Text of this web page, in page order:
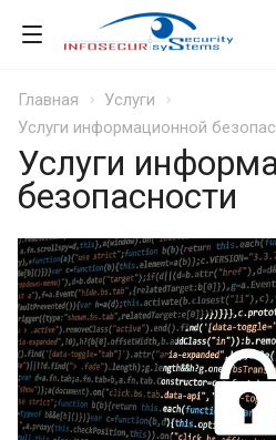
Главная
Услуги
Услуги информационной
Услуги
безопасности